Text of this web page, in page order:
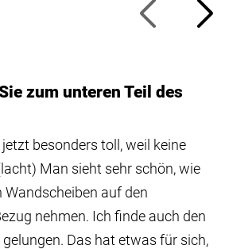
zum unteren Teil des
besonders toll, weil keine
Man sieht sehr schön, wie
Wandscheiben auf den
nehmen. Ich finde auch den
Das hat etwas für sich,